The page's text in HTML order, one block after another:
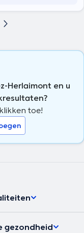
Herlaimont en u
toe!
gezondheid